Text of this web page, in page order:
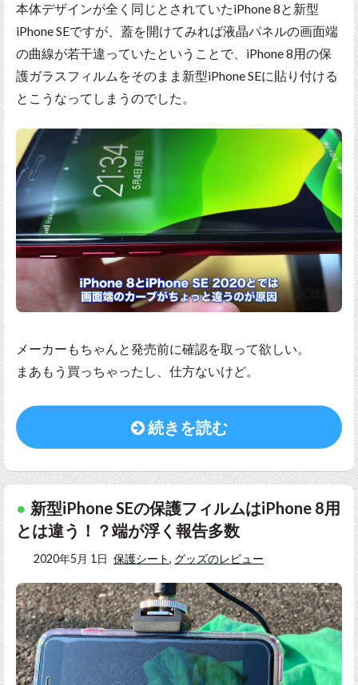
本体デザインが全く同じとされていたiPhone 8と新型
iPhone SEですが、蓋を開けてみれば液晶パネルの画面端
の曲線が若干違っていたということで、iPhone 8用の保
護ガラスフィルムをそのまま新型iPhone SEに貼り付ける
とこうなってしまうのでした。
メーカーもちゃんと発売前に確認を取って欲しい。
まあもう買っちゃったし、仕方ないけど。
続きを読む
新型iPhone SEの保護フィルムはiPhone 8用
とは違う！？端が浮く報告多数
2020年5月 1日 保護シート, グッズのレビュー